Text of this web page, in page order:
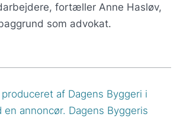
fortæller Anne Hasløv,
som advokat.
af Dagens Byggeri i
en annoncør. Dagens Byggeris